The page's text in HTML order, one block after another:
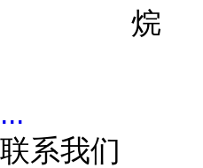
烷
...
联系我们